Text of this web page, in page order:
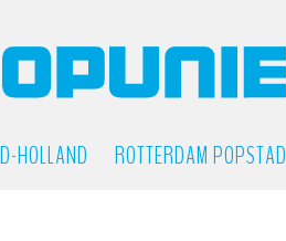
HOLLAND ROTTERDAM POPSTAD